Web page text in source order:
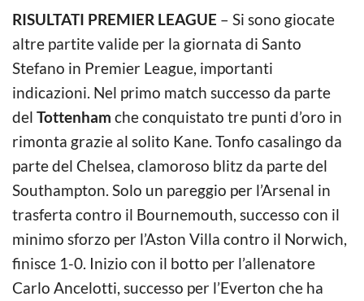
RISULTATI PREMIER LEAGUE – Si sono giocate
altre partite valide per la giornata di Santo
Stefano in Premier League, importanti
indicazioni. Nel primo match successo da parte
del Tottenham che conquistato tre punti d’oro in
rimonta grazie al solito Kane. Tonfo casalingo da
parte del Chelsea, clamoroso blitz da parte del
Southampton. Solo un pareggio per l’Arsenal in
trasferta contro il Bournemouth, successo con il
minimo sforzo per l’Aston Villa contro il Norwich,
finisce 1-0. Inizio con il botto per l’allenatore
Carlo Ancelotti, successo per l’Everton che ha